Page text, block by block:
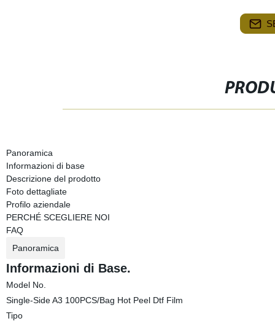
Panoramica
Informazioni di base
Descrizione del prodotto
Foto dettagliate
Profilo aziendale
PERCHÉ SCEGLIERE NOI
FAQ
Panoramica
Informazioni di Base.
Model No.
Single-Side A3 100PCS/Bag Hot Peel Dtf Film
Tipo